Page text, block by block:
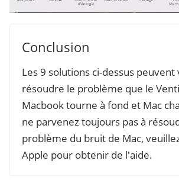
Conclusion
Les 9 solutions ci-dessus peuvent
résoudre le problème que le
Macbook tourne à fond et Mac
ne parvenez toujours pas à
problème du bruit de Mac,
Apple pour obtenir de l'aide.